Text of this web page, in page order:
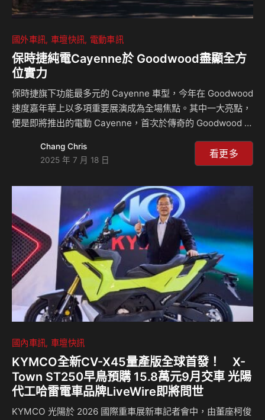
國外車訊 車壇快訊 電動車訊
保時捷純電Cayenne於 Goodwood盡顯全方
位實力
保時捷旗下功能最多元的 Cayenne 車型，今年在 Goodwood
速度嘉年華上以多項重要展演成為全場焦點。其中一大亮點，
便是即將推出的電動 Cayenne，首次於傳奇的 Goodwood 爬
速度嘉年華上，保時捷再次證明了 Cayenne 無與倫比的多元
性。本次展演將重點放在這款 SUV 車型的性能、舒適性與越
爬坡賽道上，一輛披覆偽裝的即將上市電動 Cayenne 原型
車，展現了這款未來純電動 SUV 的性能實力，未來保時捷將
提供燃油引擎與混合動力版本供選擇。 全新…
Chang Chris
2025 年 7 月 18 日
看更多
國內車訊 車壇快訊
KYMCO全新CV-X45量產版全球首發！ X-
Town ST250早鳥預購 15.8萬元9月交車 光陽
代工哈雷電車品牌LiveWire即將問世
KYMCO 光陽於 2026 國際重車展新車記者會中，由董座柯俊